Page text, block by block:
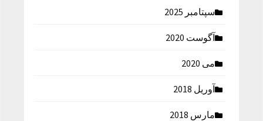
سپتامبر 2025
آگوست 2020
می 2020
آوریل 2018
مارس 2018